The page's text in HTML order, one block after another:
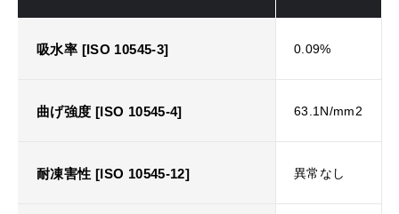
吸水率 [ISO 10545-3] 0.09%
曲げ強度 [ISO 10545-4] 63.1N/mm2
耐凍害性 [ISO 10545-12] 異常なし